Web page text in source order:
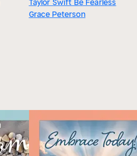
Taylor Swift Be Fearless
Grace Peterson